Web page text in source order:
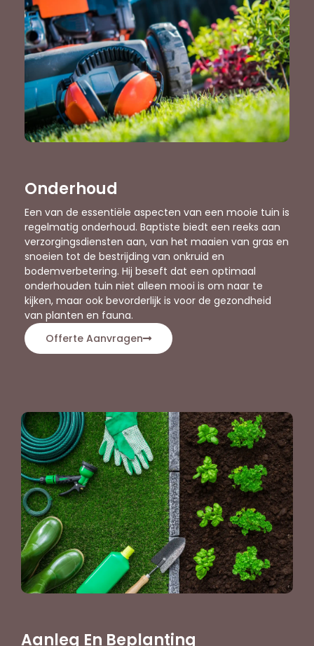
Onderhoud
Een van de essentiële aspecten van een mooie tuin is
regelmatig onderhoud. Baptiste biedt een reeks aan
verzorgingsdiensten aan, van het maaien van gras en
snoeien tot de bestrijding van onkruid en
bodemverbetering. Hij beseft dat een optimaal
onderhouden tuin niet alleen mooi is om naar te
kijken, maar ook bevorderlijk is voor de gezondheid
van planten en fauna.
Offerte Aanvragen
Aanleg En Beplanting